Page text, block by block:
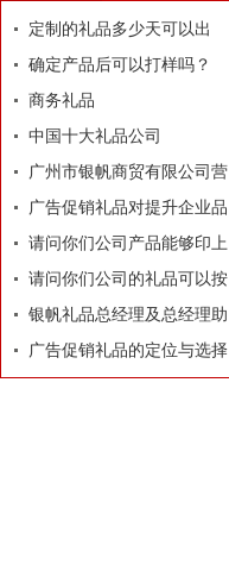
定制的礼品多少天可以出
货？
确定产品后可以打样吗？
商务礼品
中国十大礼品公司
广州市银帆商贸有限公司营
业执照
广告促销礼品对提升企业品
牌有着莫大的作用
请问你们公司产品能够印上
我们公司的LOGO和广告
吗？
请问你们公司的礼品可以按
照我们的要求和构思专门设
计订做吗？
银帆礼品总经理及总经理助
理名片
广告促销礼品的定位与选择